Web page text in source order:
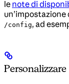
le note di
un’impostazione
/config, ad